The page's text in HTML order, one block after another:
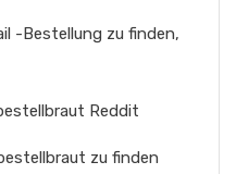
-Bestellung zu finden,
Reddit
zu finden